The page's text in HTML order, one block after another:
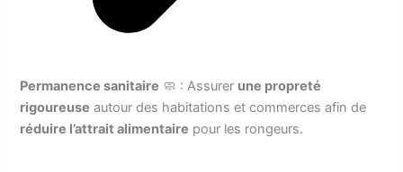
Permanence sanitaire 🧼 : Assurer une propreté
rigoureuse autour des habitations et commerces afin de
réduire l’attrait alimentaire pour les rongeurs.